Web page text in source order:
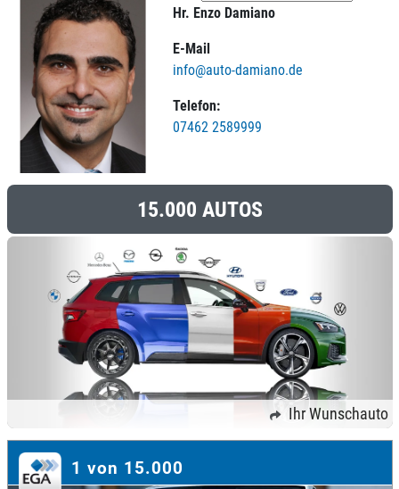
Hr. Enzo Damiano
E-Mail
info@auto-damiano.de
Telefon:
07462 2589999
15.000 AUTOS
Ihr Wunschauto
1 von 15.000